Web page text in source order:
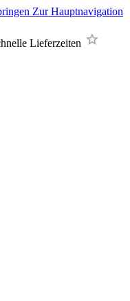
Zur Hauptnavigation
Lieferzeiten